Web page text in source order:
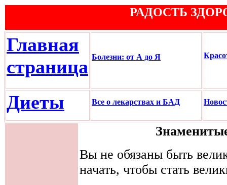
РАДОСТЬ
Главная
страница Болезни: от А до Я
Диеты Все о лекарствах и БАД
Вы не обязаны быть
начать, чтобы стать